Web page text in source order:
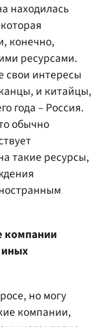
находилась
конечно,
ресурсами.
свои интересы
и китайцы,
года – Россия.
обычно
такие ресурсы,
компании
иных
но могу
компании,